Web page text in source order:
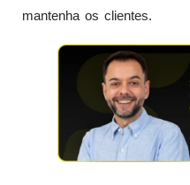
mantenha os clientes.